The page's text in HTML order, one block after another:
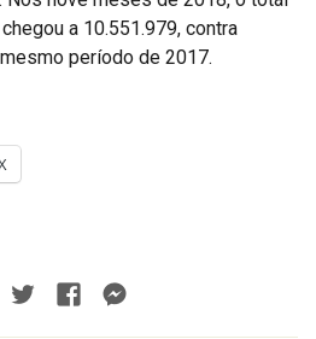
a 10.551.979, contra
período de 2017.
Whatsapp
TwitterFacebook